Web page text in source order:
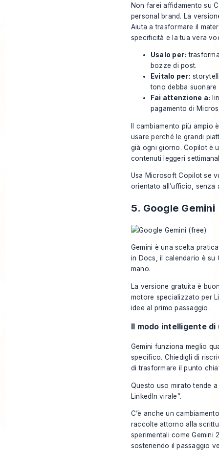
Non farei affidamento su
personal brand. La
Aiuta a trasformare il
specificità e la tua vera
Usalo per:
bozze di post.
Evitalo per:
tono debba suonare
Fai attenzione a:
pagamento di
Il cambiamento più ampio
usare perché le grandi
già ogni giorno. Copilot è
contenuti leggeri
Usa Microsoft Copilot se
orientato all’ufficio, senza
5. Google Gemini
Gemini è una scelta
in Docs, il calendario è su
mano.
La versione gratuita è
motore specializzato per
idee al primo passaggio.
Il modo intelligente
Gemini funziona meglio
specifico. Chiedigli di
di trasformare il punto
Questo uso mirato tende
LinkedIn virale”.
C’è anche un
raccolte attorno alla
sperimentali come Gemini
sostenendo il passaggio